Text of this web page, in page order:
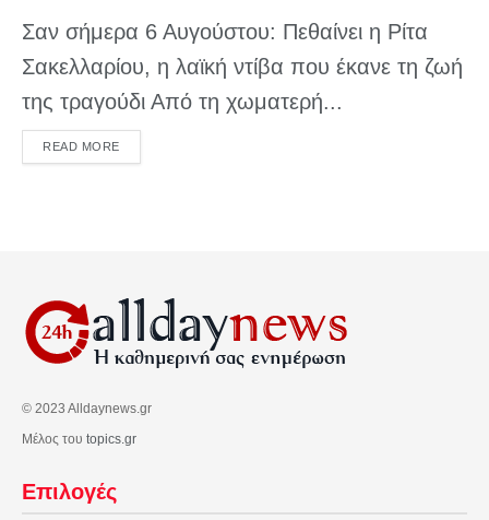
Σαν σήμερα 6 Αυγούστου: Πεθαίνει η Ρίτα
Σακελλαρίου, η λαϊκή ντίβα που έκανε τη ζωή
της τραγούδι Από τη χωματερή...
READ MOREDETAILS
© 2023 Alldaynews.gr
Μέλος του topics.gr
Επιλογές